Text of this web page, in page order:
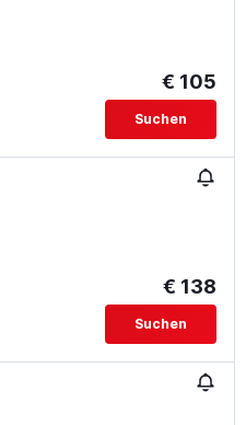
€ 105
Suchen
€ 138
Suchen